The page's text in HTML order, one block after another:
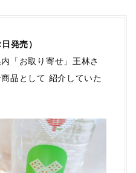
発売）
「お取り寄せ」王林さ
品として 紹介していた